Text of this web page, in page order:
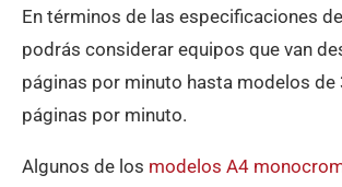
En términos de las especificaciones
podrás considerar equipos que van
páginas por minuto hasta modelos de
páginas por minuto.
Algunos de los modelos A4